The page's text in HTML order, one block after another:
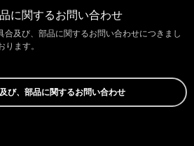
に関するお問い合わせ
合及び、部品に関するお問い合わせにつきまし
ます。
び、部品に関するお問い合わせ